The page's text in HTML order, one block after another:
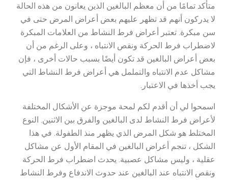
متأكد تمامًا من أن معظم البالغين الذين يعانون من هذه الحالة
لا يدركون أنهم قد تظهر عليهم بعض أعراض المرض حتى في
سن مبكرة. تعتبر أعراض فرط النشاط من العلامات المبكرة
لاضطراب فرط الحركة ونقص الانتباه ، وعلى الرغم من أن
بعض أعراض البالغين قد تكون أيضًا بسبب حالات أخرى ، فإن
مشاكل عدم الانتباه والتململ هي أعراض فرط النشاط التي
يجب أخذها في الاعتبار.
اسمحوا لي أن أقدم لكم لمحة موجزة عن الأشكال المختلفة
لأعراض فرط النشاط لدى البالغين والفرق بين الاثنين. النوع
المختلط هو شكل المرض الذي يظهر منذ الطفولة. في هذا
الشكل ، تنجم أعراض البالغين في المقام الأول عن مشاكل
عقلية ، وليس مشاكل عصبية. يحدث اضطراب فرط الحركة
ونقص الانتباه عند البالغين عند حدوث الاندفاع وفرط النشاط